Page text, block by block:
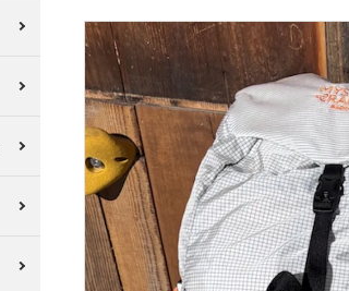
Backpacks＆
OtherBags
Cooking Gear
Sleeping Gear
Tent ＆ Shelter
Camping Gear
Field Gear
Climb ＆ Alpine
Gear
Books＆Others